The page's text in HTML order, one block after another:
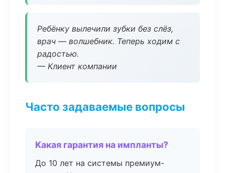
Ребёнку вылечили зубки без слёз,
врач — волшебник. Теперь ходим с
радостью.
— Клиент компании
Часто задаваемые вопросы
Какая гарантия на импланты?
До 10 лет на системы премиум-